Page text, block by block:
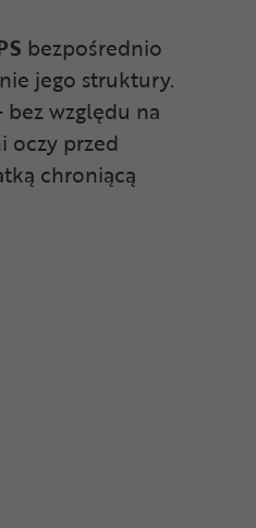
bezpośrednio
jego struktury.
bez względu na
oczy przed
chroniącą